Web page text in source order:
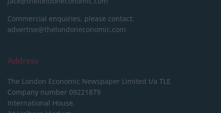
Commercial enquiries, please contact:
advertise@thelondoneconomic.com
Address
The London Economic Newspaper Limited t/a TLE
Company number 09221879
International House,